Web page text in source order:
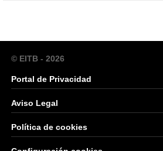
© EITB - 2026
Portal de Privacidad
Aviso Legal
Política de cookies